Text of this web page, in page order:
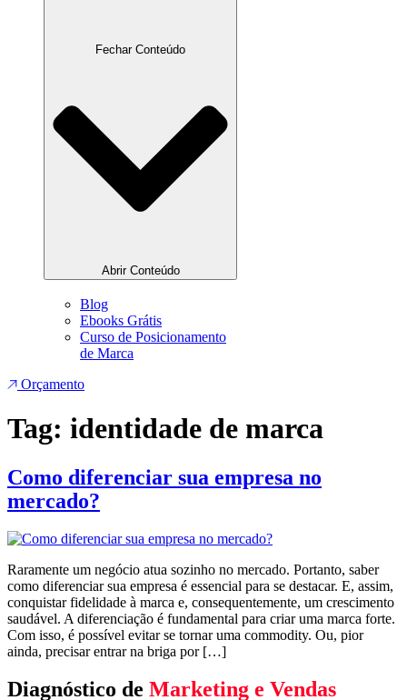
Fechar Conteúdo
Abrir Conteúdo
Blog
Ebooks Grátis
Curso de Posicionamento
de Marca
Orçamento
Tag: identidade de marca
Como diferenciar sua empresa no
mercado?
Raramente um negócio atua sozinho no mercado. Portanto, saber
como diferenciar sua empresa é essencial para se destacar. E, assim,
conquistar fidelidade à marca e, consequentemente, um crescimento
saudável. A diferenciação é fundamental para criar uma marca forte.
Com isso, é possível evitar se tornar uma commodity. Ou, pior
ainda, precisar entrar na briga por […]
Diagnóstico de Marketing e Vendas